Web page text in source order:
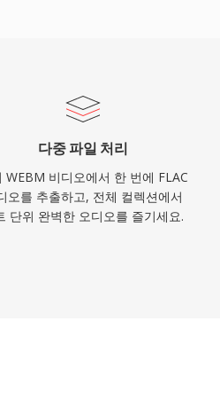
다중 파일 처리
WEBM 비디오에서 한 번에 FLAC
오를 추출하고, 전체 컬렉션에서
단위 완벽한 오디오를 즐기세요.